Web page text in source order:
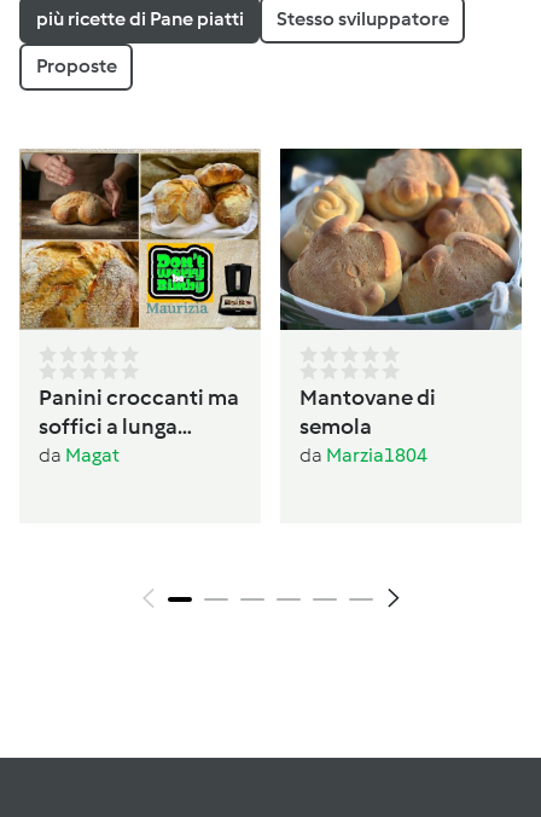
più ricette di Pane piatti Stesso sviluppatore
Proposte
Panini croccanti ma
soffici a lunga
lievitazione
da Magat
Mantovane di
semola
da Marzia1804